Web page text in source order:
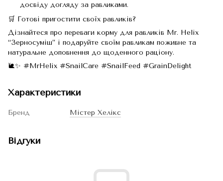
досвіду догляду за равликами.
🛒 Готові пригостити своїх равликів?
Дізнайтеся про переваги корму для равликів Mr. Helix
“Зерносуміш” і подаруйте своїм равликам поживне та
натуральне доповнення до щоденного раціону.
🐌✨ #MrHelix #SnailCare #SnailFeed #GrainDelight
Характеристики
Бренд Містер Хелікс
Відгуки